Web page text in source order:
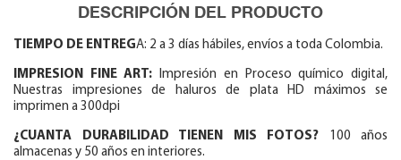
DESCRIPCIÓN DEL PRODUCTO
TIEMPO DE ENTREGA: 2 a 3 días hábiles, envíos a toda Colombia.
IMPRESION FINE ART: Impresión en Proceso químico digital,
Nuestras impresiones de haluros de plata HD máximos se
imprimen a 300dpi
¿CUANTA DURABILIDAD TIENEN MIS FOTOS? 100 años
almacenas y 50 años en interiores.